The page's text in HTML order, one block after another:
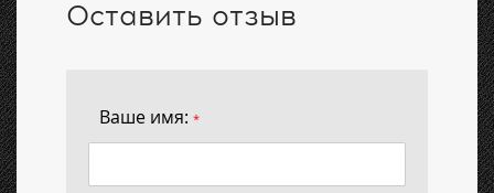
Оставить отзыв
Ваше имя: *